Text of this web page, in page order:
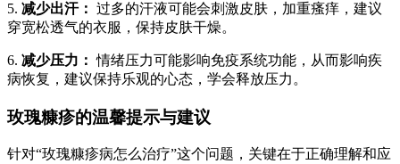
5. 减少出汗： 过多的汗液可能会刺激皮肤，加重瘙痒，建议
穿宽松透气的衣服，保持皮肤干燥。
6. 减少压力： 情绪压力可能影响免疫系统功能，从而影响疾
病恢复，建议保持乐观的心态，学会释放压力。
玫瑰糠疹的温馨提示与建议
针对“玫瑰糠疹病怎么治疗”这个问题，关键在于正确理解和应